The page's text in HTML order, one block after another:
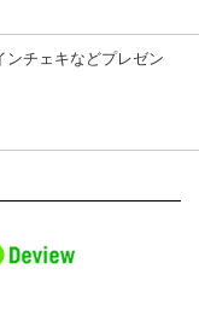
ンチェキなどプレゼン